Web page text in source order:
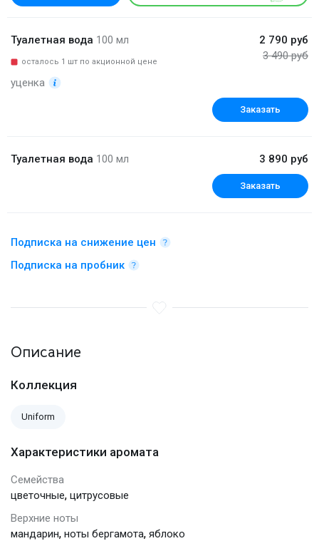
Туалетная вода 100 мл
осталось 1 шт по акционной цене
уценка
2 790 руб
3 490 руб
Заказать
Туалетная вода 100 мл 3 890 руб
Заказать
Подписка на снижение цен
Подписка на пробник
Описание
Коллекция
Uniform
Характеристики аромата
Семейства
цветочные, цитрусовые
Верхние ноты
мандарин, ноты бергамота, яблоко